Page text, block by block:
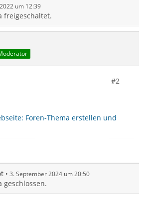
um 12:39
freigeschaltet.
#2
Foren-Thema erstellen und
3. September 2024 um 20:50
geschlossen.